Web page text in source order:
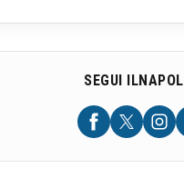
SEGUI